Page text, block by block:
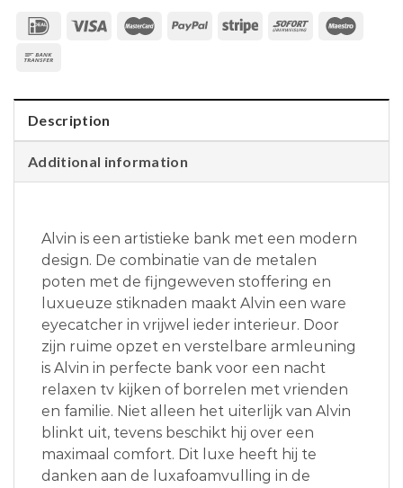
Description
Additional information
Alvin is een artistieke bank met een modern
design. De combinatie van de metalen
poten met de fijngeweven stoffering en
luxueuze stiknaden maakt Alvin een ware
eyecatcher in vrijwel ieder interieur. Door
zijn ruime opzet en verstelbare armleuning
is Alvin in perfecte bank voor een nacht
relaxen tv kijken of borrelen met vrienden
en familie. Niet alleen het uiterlijk van Alvin
blinkt uit, tevens beschikt hij over een
maximaal comfort. Dit luxe heeft hij te
danken aan de luxafoamvulling in de